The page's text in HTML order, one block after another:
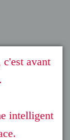
avant